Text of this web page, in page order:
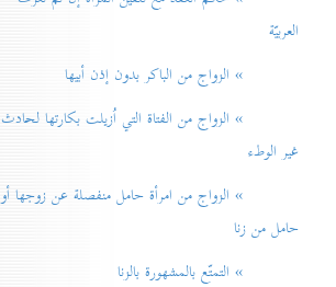
العربيّة
» الزواج من الباكر بدون إذن أبيها
» الزواج من الفتاة التي اُزيلت بكارتها لحادث
غير الوطء
» الزواج من امرأة حامل منفصلة عن زوجها أو
حامل من زنا
» التمتّع بالمشهورة بالزنا